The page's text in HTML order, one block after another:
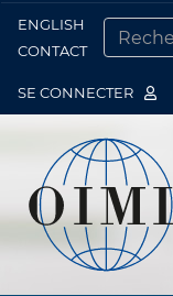
ENGLISH
CONTACT
SE CONNECTER